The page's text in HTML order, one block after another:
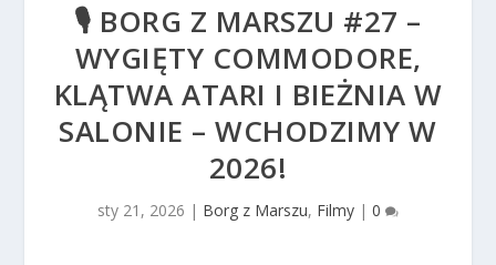
🎙️ BORG Z MARSZU #27 –
WYGIĘTY COMMODORE,
KLĄTWA ATARI I BIEŻNIA W
SALONIE – WCHODZIMY W
2026!
sty 21, 2026 | Borg z Marszu, Filmy | 0